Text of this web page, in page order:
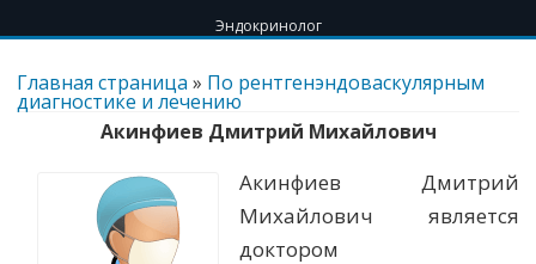
Эндокринолог
Перейти
содержимому
Главная страница » По рентгенэндоваскулярным
диагностике и лечению
Акинфиев Дмитрий Михайлович
Акинфиев Дмитрий
Михайлович является
доктором